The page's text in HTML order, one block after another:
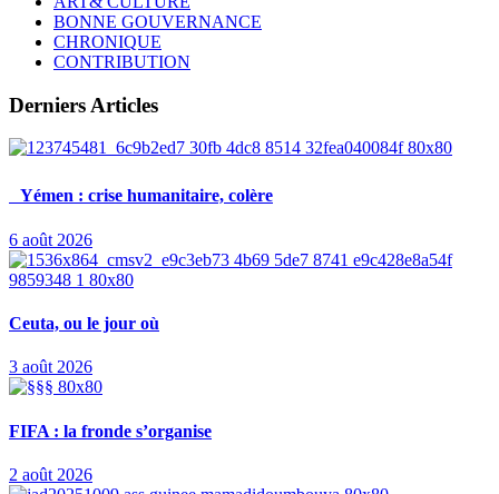
BONNE GOUVERNANCE
CHRONIQUE
CONTRIBUTION
Derniers Articles
Yémen : crise humanitaire, colère
6 août 2026
Ceuta, ou le jour où
3 août 2026
FIFA : la fronde s’organise
2 août 2026